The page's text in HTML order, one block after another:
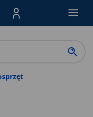
Produktów,